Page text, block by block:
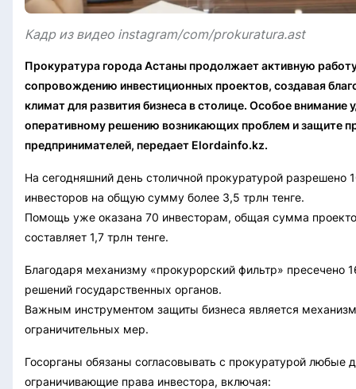
Кадр из видео instagram/com/prokuratura.ast
Прокуратура города Астаны продолжает активную
сопровождению инвестиционных проектов, создавая
климат для развития бизнеса в столице. Особое внимание
оперативному решению возникающих проблем и защите
предпринимателей, передает Elordainfo.kz.
На сегодняшний день столичной прокуратурой разрешено
инвесторов на общую сумму более 3,5 трлн тенге.
Помощь уже оказана 70 инвесторам, общая сумма
составляет 1,7 трлн тенге.
Благодаря механизму «прокурорский фильтр» пресечено
решений государственных органов.
Важным инструментом защиты бизнеса является механизм
ограничительных мер.
Госорганы обязаны согласовывать с прокуратурой любые
ограничивающие права инвестора, включая: